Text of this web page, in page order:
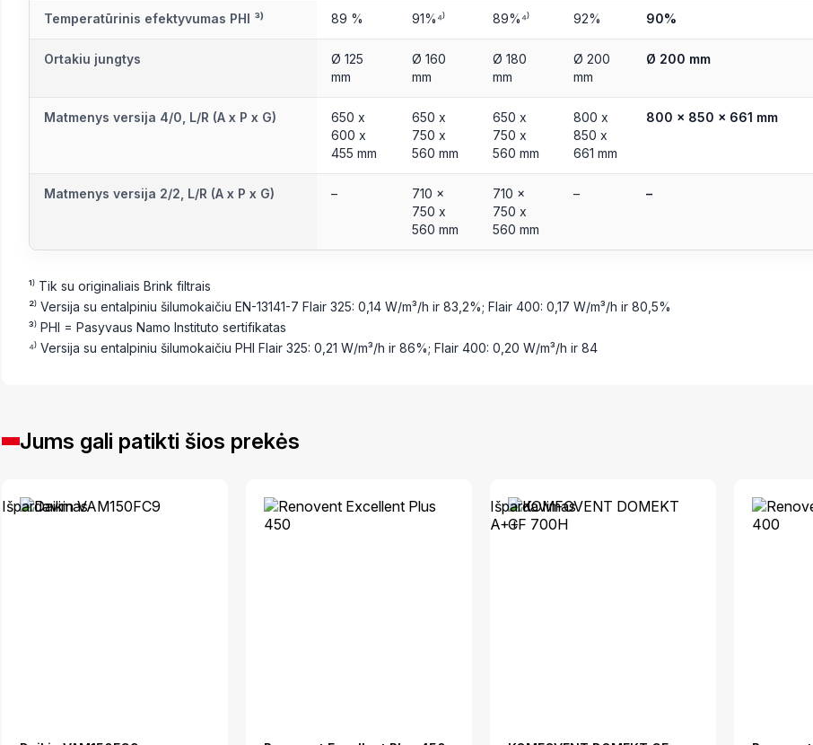
Temperatūrinis efektyvumas PHI ³⁾ 89 % 91%⁴⁾ 89%⁴⁾ 92% 90%
Ortakiu jungtys
Ø 125
mm
Ø 160
mm
Ø 180
mm
Ø 200
mm
Ø 200 mm
Matmenys versija 4/0, L/R (A x P x G)
650 x
600 x
455 mm
650 x
750 x
560 mm
650 x
750 x
560 mm
800 x
850 x
661 mm
800 x 850 x 661 mm
Matmenys versija 2/2, L/R (A x P x G) –
710 x
750 x
560 mm
710 x
750 x
560 mm
– –
¹⁾ Tik su originaliais Brink filtrais
²⁾ Versija su entalpiniu šilumokaičiu EN-13141-7 Flair 325: 0,14 W/m³/h ir 83,2%; Flair 400: 0,17 W/m³/h ir 80,5%
³⁾ PHI = Pasyvaus Namo Instituto sertifikatas
⁴⁾ Versija su entalpiniu šilumokaičiu PHI Flair 325: 0,21 W/m³/h ir 86%; Flair 400: 0,20 W/m³/h ir 84
Jums gali patikti šios prekės
Išpardavimas
Išpardavimas
A++